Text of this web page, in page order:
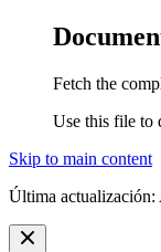
Fetch the
Use this file to
Skip to main content
Última actualización: